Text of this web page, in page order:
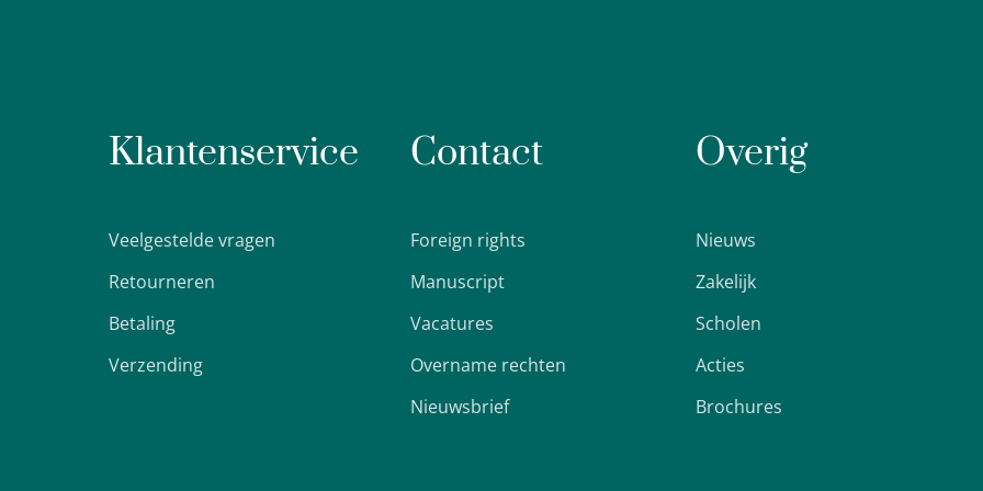
Klantenservice
Veelgestelde vragen
Retourneren
Betaling
Verzending
Contact
Foreign rights
Manuscript
Vacatures
Overname rechten
Nieuwsbrief
Overig
Nieuws
Zakelijk
Scholen
Acties
Brochures